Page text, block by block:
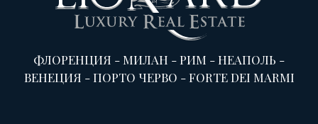
ФЛОРЕНЦИЯ -МИЛАН -РИМ -НЕАПОЛЬ -
ВЕНЕЦИЯ -ПОРТО ЧЕРВО -FORTE DEI MARMI